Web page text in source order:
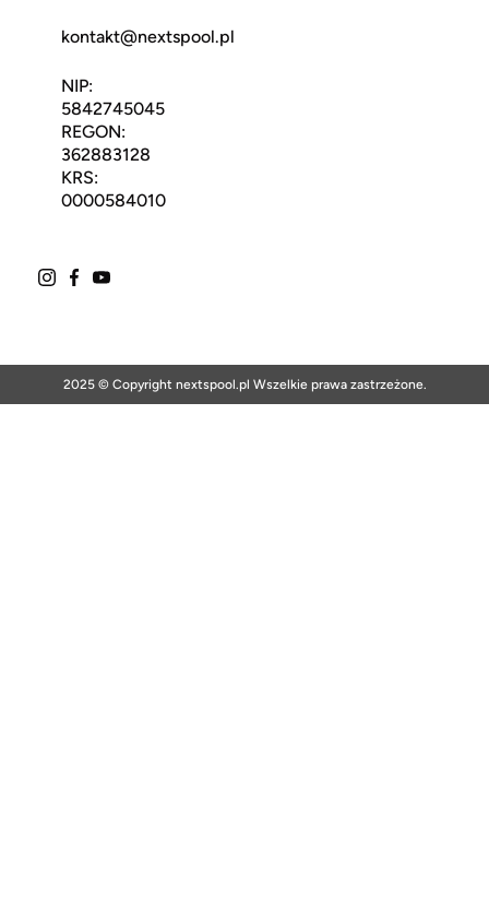
kontakt@nextspool.pl
NIP:
5842745045
REGON:
362883128
KRS:
0000584010